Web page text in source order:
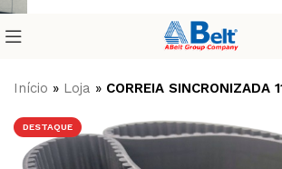
Início » Loja » CORREIA SINCRONIZADA
DESTAQUE